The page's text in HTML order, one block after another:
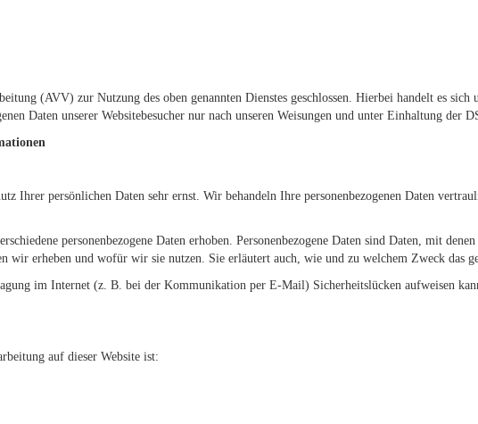
(AVV) zur Nutzung des oben genannten Dienstes geschlossen. Hierbei handelt es
Daten unserer Websitebesucher nur nach unseren Weisungen und unter Einhaltung der
Ihrer persönlichen Daten sehr ernst. Wir behandeln Ihre personenbezogenen Daten
personenbezogene Daten erhoben. Personenbezogene Daten sind Daten, mit
wir erheben und wofür wir sie nutzen. Sie erläutert auch, wie und zu welchem Zweck das
im Internet (z. B. bei der Kommunikation per E-Mail) Sicherheitslücken aufweisen
auf dieser Website ist: